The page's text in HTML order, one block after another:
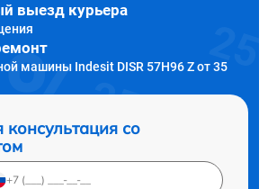
выезд курьера
машины Indesit DISR 57H96 Z от 35
консультация со